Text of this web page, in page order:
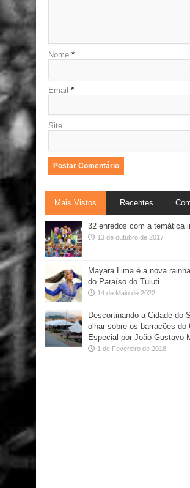
Nome *
Email *
Site
Mais Vistos Recentes
32 enredos com a temática
13 de outubro de 2017
Mayara Lima é a nova
do Paraíso do Tuiuti
14 de Maio de 2022
Descortinando a Cidade do
olhar sobre os barracões do
Especial por João Gustavo
1 de Fevereiro de 2018